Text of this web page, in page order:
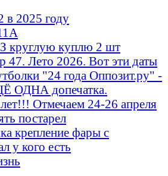
в 2025 году
круглую куплю 2 шт
47. Лето 2026. Вот эти даты
"24 года Оппозит.ру" -
ОДНА допечатка.
Отмечаем 24-26 апреля
постарел
крепление фары с
у кого есть